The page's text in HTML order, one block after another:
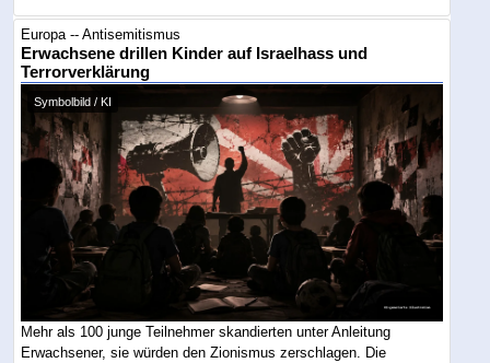
Europa -- Antisemitismus
Erwachsene drillen Kinder auf Israelhass und
Terrorverklärung
Symbolbild / KI
Mehr als 100 junge Teilnehmer skandierten unter Anleitung
Erwachsener, sie würden den Zionismus zerschlagen. Die